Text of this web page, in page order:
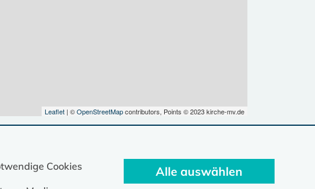
Leaflet| ©OpenStreetMapcontributors, Points © 2023 kirche-mv.de
© 2026
Cookies Alle auswählen